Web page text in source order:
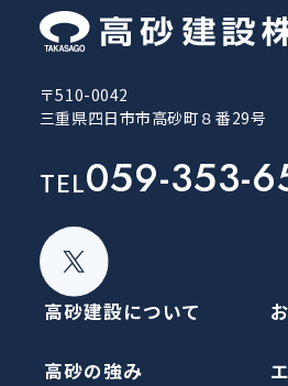
〒510-0042
三重県四日市市高砂町８番29号
TEL059-353-
高砂建設について
高砂の強み